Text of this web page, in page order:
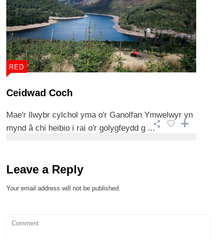
RED
Ceidwad Coch
Mae'r llwybr cylchol yma o'r Ganolfan Ymwelwyr yn
mynd â chi heibio i rai o'r golygfeydd g ...
Leave a Reply
Your email address will not be published.